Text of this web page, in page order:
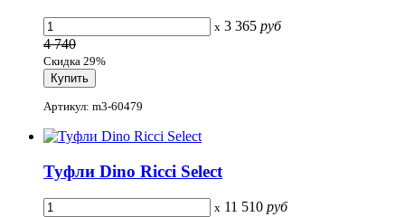
x 3 365 руб
4 740
Скидка 29%
Артикул: m3-60479
Туфли Dino Ricci Select
x 11 510 руб